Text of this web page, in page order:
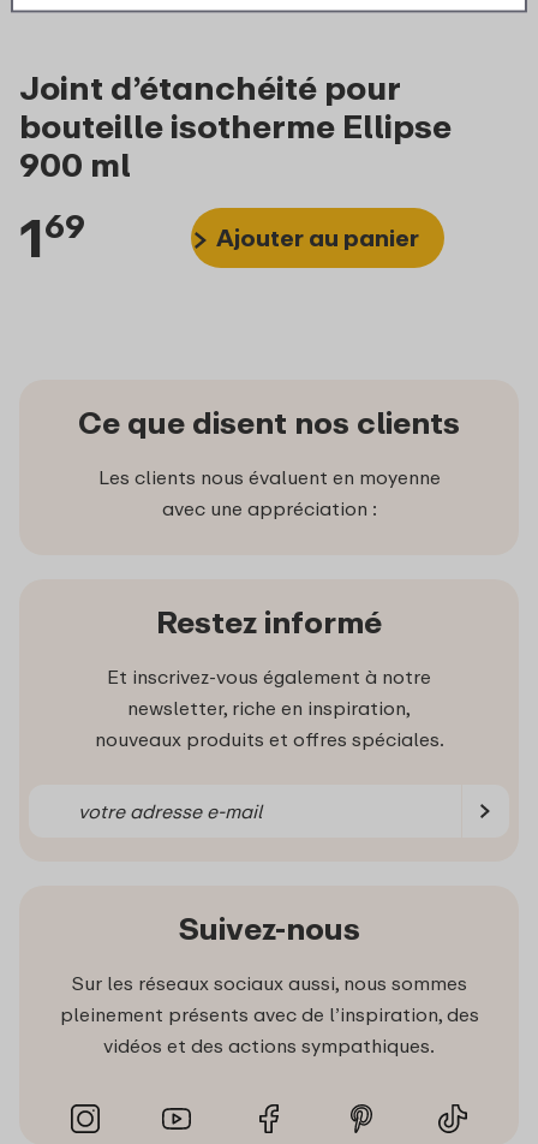
Joint d’étanchéité pour
bouteille isotherme Ellipse
900 ml
169 Ajouter au panier
Ce que disent nos clients
Les clients nous évaluent en moyenne
avec une appréciation :
Restez informé
Et inscrivez-vous également à notre
newsletter, riche en inspiration,
nouveaux produits et offres spéciales.
Suivez-nous
Sur les réseaux sociaux aussi, nous sommes
pleinement présents avec de l’inspiration, des
vidéos et des actions sympathiques.